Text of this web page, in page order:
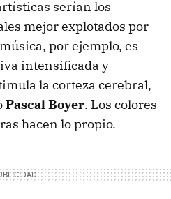
serían los
mejor explotados por
por ejemplo, es
intensificada y
la corteza cerebral,
Pascal Boyer. Los colores
hacen lo propio.